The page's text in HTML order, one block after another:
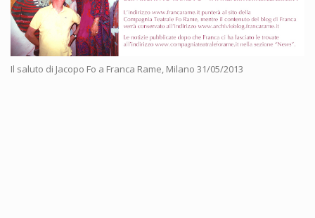
Il saluto di Jacopo Fo a Franca Rame, Milano 31/05/2013